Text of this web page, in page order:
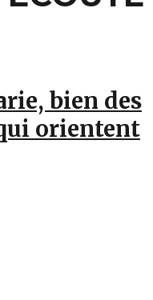
bien des
orientent